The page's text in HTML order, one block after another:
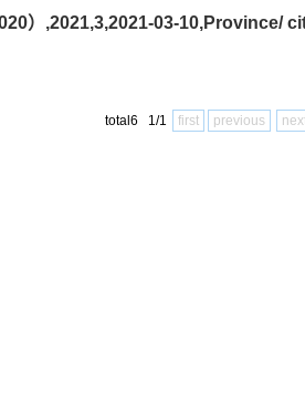
）,2021,3,2021-03-10,Province/
total6 1/1 first previous